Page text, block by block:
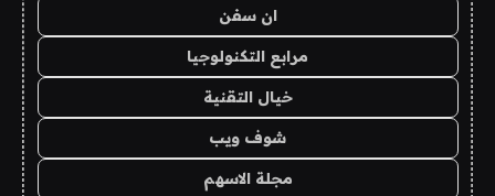
ان سفن
مرابع التكنولوجيا
خيال التقنية
شوف ويب
مجلة الاسهم